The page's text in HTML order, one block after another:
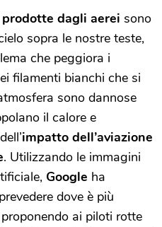
dagli aerei sono
sopra le nostre teste,
che peggiora i
filamenti bianchi che si
sono dannose
il calore e
impatto dell’aviazione
. Utilizzando le immagini
Google ha
dove è più
ai piloti rotte